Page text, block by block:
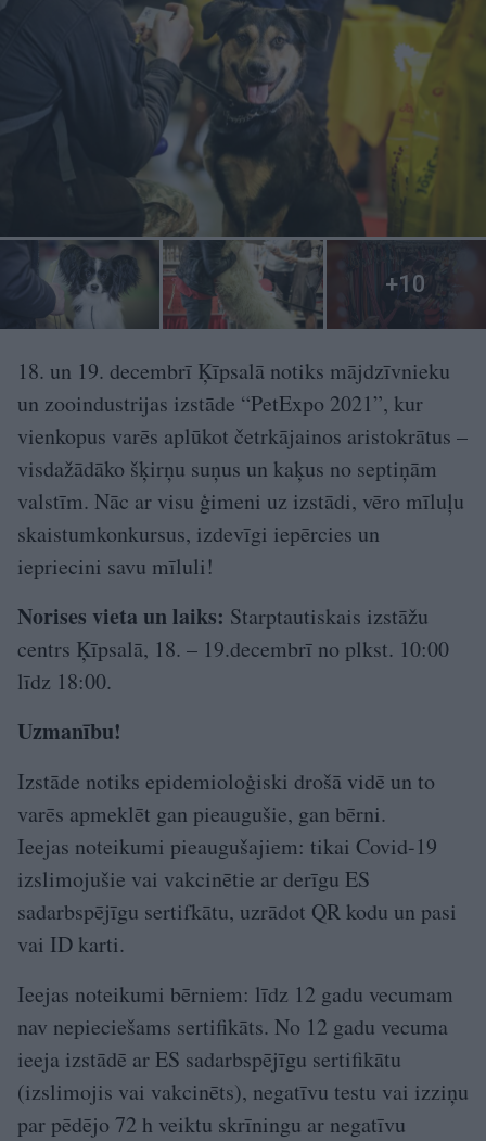
18. un 19. decembrī Ķīpsalā notiks mājdzīvnieku
un zooindustrijas izstāde “PetExpo 2021”, kur
vienkopus varēs aplūkot četrkājainos aristokrātus –
visdažādāko šķirņu suņus un kaķus no septiņām
valstīm. Nāc ar visu ģimeni uz izstādi, vēro mīluļu
skaistumkonkursus, izdevīgi iepērcies un
iepriecini savu mīluli!
Norises vieta un laiks: Starptautiskais izstāžu
centrs Ķīpsalā, 18. – 19.decembrī no plkst. 10:00
līdz 18:00.
Uzmanību!
Izstāde notiks epidemioloģiski drošā vidē un to
varēs apmeklēt gan pieaugušie, gan bērni.
Ieejas noteikumi pieaugušajiem: tikai Covid-19
izslimojušie vai vakcinētie ar derīgu ES
sadarbspējīgu sertifkātu, uzrādot QR kodu un pasi
vai ID karti.
Ieejas noteikumi bērniem: līdz 12 gadu vecumam
nav nepieciešams sertifikāts. No 12 gadu vecuma
ieeja izstādē ar ES sadarbspējīgu sertifikātu
(izslimojis vai vakcinēts), negatīvu testu vai izziņu
par pēdējo 72 h veiktu skrīningu ar negatīvu